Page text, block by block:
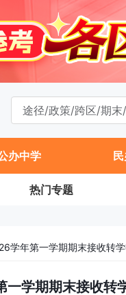
办中学
热门专题
学年第一学期期末接收转
一学期期末接收转